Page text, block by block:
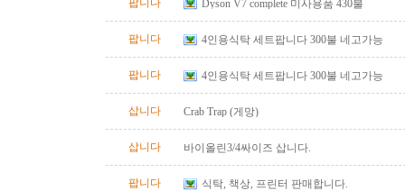
팝니다 Dyson V7 complete 미사용품 430불
팝니다 4인용식탁 세트팝니다 300불 네고가능
팝니다 4인용식탁 세트팝니다 300불 네고가능
삽니다 Crab Trap (게망)
삽니다 바이올린3/4싸이즈 삽니다.
팝니다 식탁, 책상, 프린터 판매합니다.